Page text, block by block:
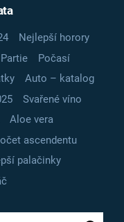
Nejlepší horory
Partie
Počasí
Auto – katalog
Svařené víno
Aloe vera
ascendentu
palačinky